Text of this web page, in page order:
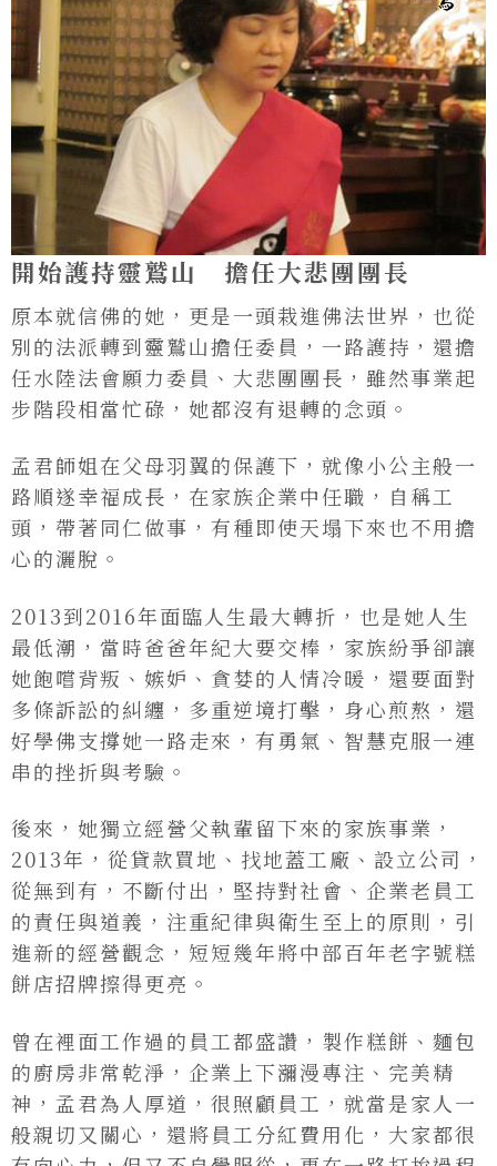
開始護持靈鷲山 擔任大悲團團長
原本就信佛的她，更是一頭栽進佛法世界，也從
別的法派轉到靈鷲山擔任委員，一路護持，還擔
任水陸法會願力委員、大悲團團長，雖然事業起
步階段相當忙碌，她都沒有退轉的念頭。
孟君師姐在父母羽翼的保護下，就像小公主般一
路順遂幸福成長，在家族企業中任職，自稱工
頭，帶著同仁做事，有種即使天塌下來也不用擔
心的灑脫。
2013到2016年面臨人生最大轉折，也是她人生
最低潮，當時爸爸年紀大要交棒，家族紛爭卻讓
她飽嚐背叛、嫉妒、貪婪的人情冷暖，還要面對
多條訴訟的糾纏，多重逆境打擊，身心煎熬，還
好學佛支撐她一路走來，有勇氣、智慧克服一連
串的挫折與考驗。
後來，她獨立經營父執輩留下來的家族事業，
2013年，從貸款買地、找地蓋工廠、設立公司，
從無到有，不斷付出，堅持對社會、企業老員工
的責任與道義，注重紀律與衛生至上的原則，引
進新的經營觀念，短短幾年將中部百年老字號糕
餅店招牌擦得更亮。
曾在裡面工作過的員工都盛讚，製作糕餅、麵包
的廚房非常乾淨，企業上下瀰漫專注、完美精
神，孟君為人厚道，很照顧員工，就當是家人一
般親切又關心，還將員工分紅費用化，大家都很